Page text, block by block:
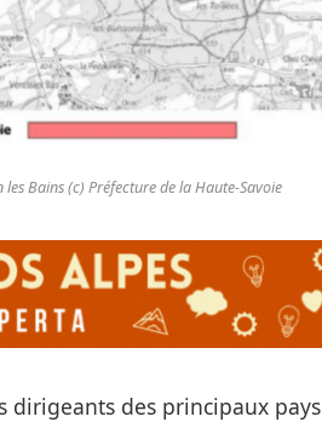
Bains (c) Préfecture de la Haute-Savoie
dirigeants des principaux pays